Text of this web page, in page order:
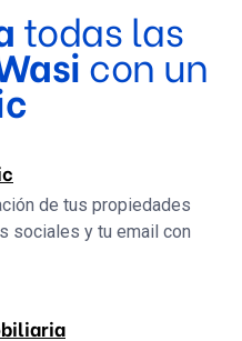
todas las
con un
de tus propiedades
sociales y tu email con